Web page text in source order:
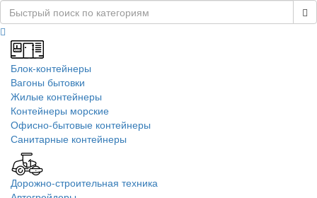
Блок-контейнеры
Вагоны бытовки
Жилые контейнеры
Контейнеры морские
Офисно-бытовые контейнеры
Санитарные контейнеры
Дорожно-строительная техника